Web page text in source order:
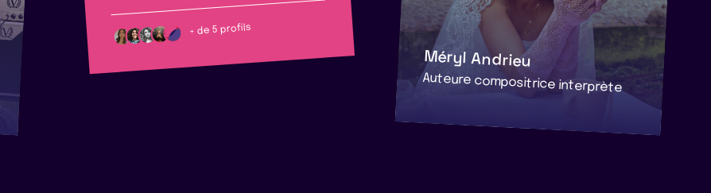
+ de 5 profils
Méryl Andrieu
Auteure compositrice interprète